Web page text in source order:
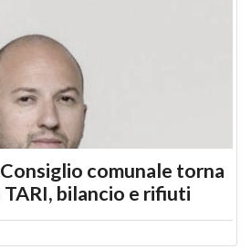
comunale torna
TARI, bilancio e rifiuti